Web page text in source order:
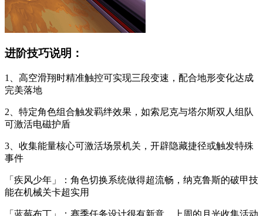
进阶技巧说明：
1、高空滑翔时精准触控可实现三段变速，配合地形变化达成
完美落地
2、特定角色组合触发羁绊效果，如索尼克与塔尔斯双人组队
可激活电磁护盾
3、收集能量核心可激活场景机关，开辟隐藏捷径或触发特殊
事件
「疾风少年」：角色切换系统做得超流畅，纳克鲁斯的破甲技
能在机械关卡超实用